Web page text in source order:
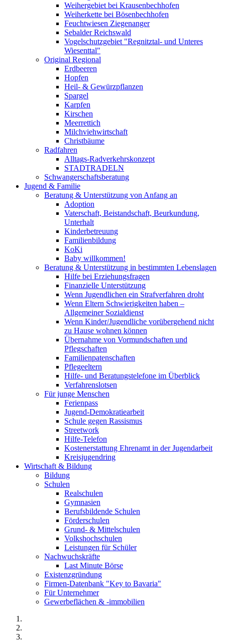
Weihergebiet bei Krausenbechhofen
Weiherkette bei Bösenbechhofen
Feuchtwiesen Ziegenanger
Sebalder Reichswald
Vogelschutzgebiet "Regnitztal- und Unteres
Wiesenttal"
Original Regional
Erdbeeren
Hopfen
Heil- & Gewürzpflanzen
Spargel
Karpfen
Kirschen
Meerrettich
Milchviehwirtschaft
Christbäume
Radfahren
Alltags-Radverkehrskonzept
STADTRADELN
Schwangerschaftsberatung
Jugend & Familie
Beratung & Unterstützung von Anfang an
Adoption
Vaterschaft, Beistandschaft, Beurkundung,
Unterhalt
Kinderbetreuung
Familienbildung
KoKi
Baby willkommen!
Beratung & Unterstützung in bestimmten Lebenslagen
Hilfe bei Erziehungsfragen
Finanzielle Unterstützung
Wenn Jugendlichen ein Strafverfahren droht
Wenn Eltern Schwierigkeiten haben –
Allgemeiner Sozialdienst
Wenn Kinder/Jugendliche vorübergehend nicht
zu Hause wohnen können
Übernahme von Vormundschaften und
Pflegschaften
Familienpatenschaften
Pflegeeltern
Hilfe- und Beratungstelefone im Überblick
Verfahrenslotsen
Für junge Menschen
Ferienpass
Jugend-Demokratiearbeit
Schule gegen Rassismus
Streetwork
Hilfe-Telefon
Kostenerstattung Ehrenamt in der Jugendarbeit
Kreisjugendring
Wirtschaft & Bildung
Bildung
Schulen
Realschulen
Gymnasien
Berufsbildende Schulen
Förderschulen
Grund- & Mittelschulen
Volkshochschulen
Leistungen für Schüler
Nachwuchskräfte
Last Minute Börse
Existenzgründung
Firmen-Datenbank "Key to Bavaria"
Für Unternehmer
Gewerbeflächen & -immobilien